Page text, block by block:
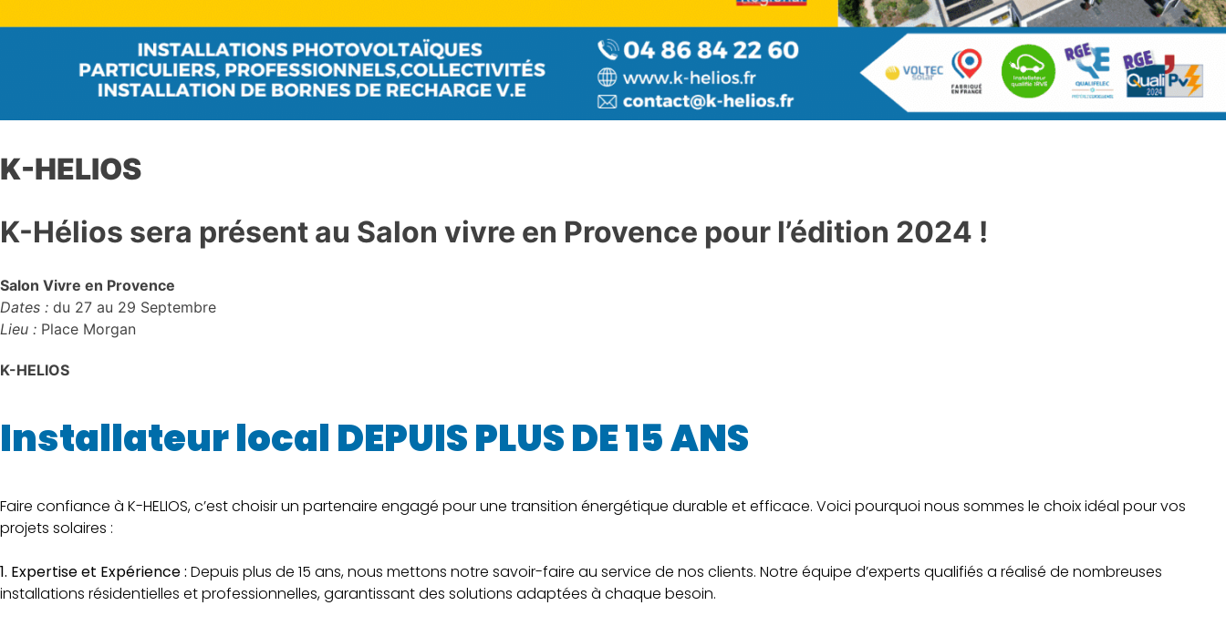
K-HELIOS
K-Hélios sera présent au Salon vivre en Provence pour l’édition 2024 !
Salon Vivre en Provence
Dates : du 27 au 29 Septembre
Lieu : Place Morgan
K-HELIOS
Installateur local DEPUIS PLUS DE 15 ANS
Faire confiance à K-HELIOS, c’est choisir un partenaire engagé pour une transition énergétique durable et efficace. Voici pourquoi nous sommes le choix idéal pour vos
projets solaires :
1. Expertise et Expérience : Depuis plus de 15 ans, nous mettons notre savoir-faire au service de nos clients. Notre équipe d’experts qualifiés a réalisé de nombreuses
installations résidentielles et professionnelles, garantissant des solutions adaptées à chaque besoin.